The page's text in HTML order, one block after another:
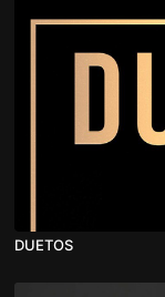
DUETOS